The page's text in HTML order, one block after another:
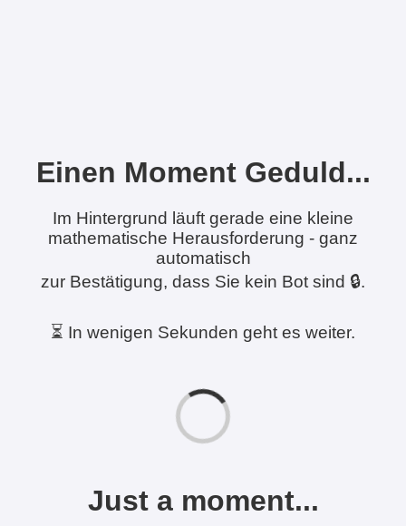
Einen Moment Geduld...
Im Hintergrund läuft gerade eine kleine
mathematische Herausforderung - ganz
automatisch
zur Bestätigung, dass Sie kein Bot sind 🔒.
⏳ In wenigen Sekunden geht es weiter.
Just a moment...